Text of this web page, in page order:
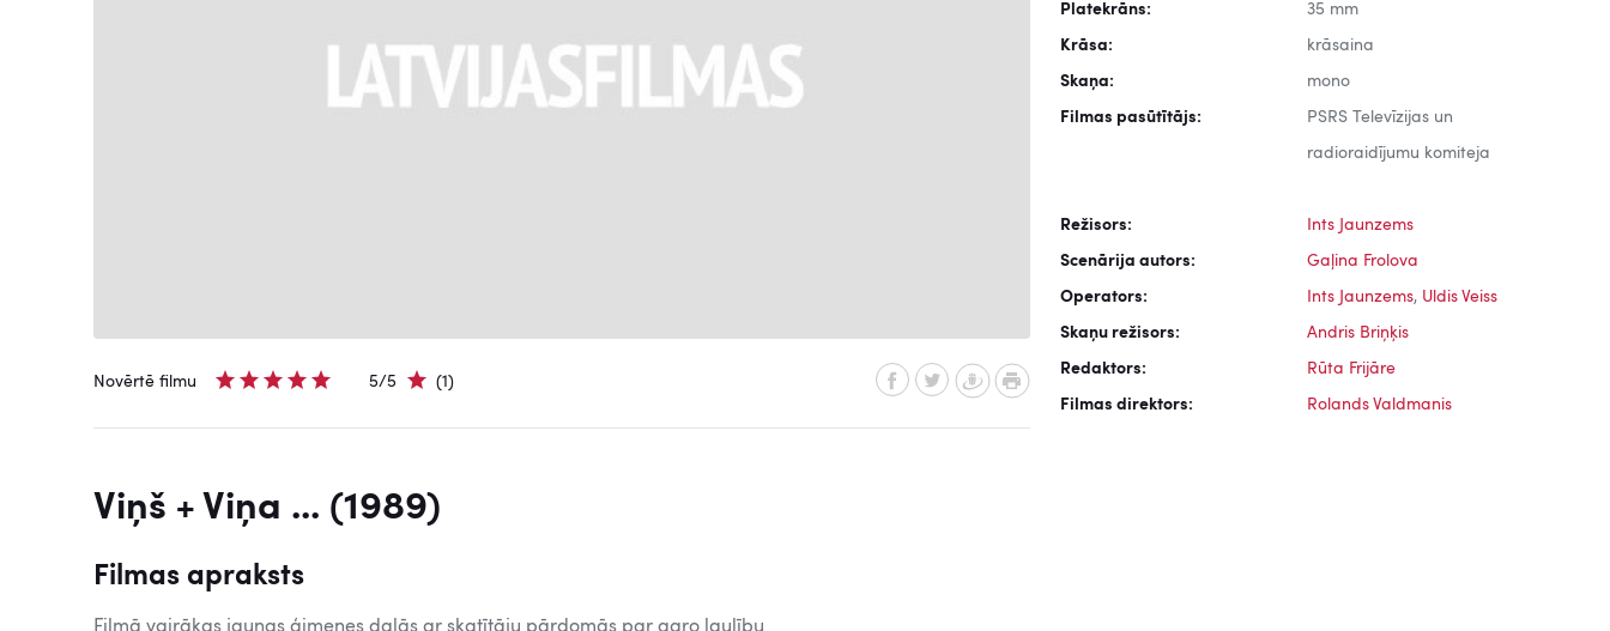
Novērtē filmu 5/5 (1)
Viņš + Viņa ... (1989)
Filmas apraksts
Platekrāns: 35 mm
Krāsa: krāsaina
Skaņa: mono
Filmas pasūtītājs: PSRS Televīzijas un
radioraidījumu komiteja
Režisors: Ints Jaunzems
Scenārija autors: Gaļina Frolova
Operators: Ints Jaunzems, Uldis Veiss
Skaņu režisors: Andris Briņķis
Redaktors: Rūta Frijāre
Filmas direktors: Rolands Valdmanis